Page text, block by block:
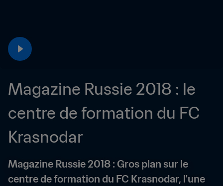
Magazine Russie 2018 : le
centre de formation du FC
Krasnodar
Magazine Russie 2018 : Gros plan sur le
centre de formation du FC Krasnodar, l'une